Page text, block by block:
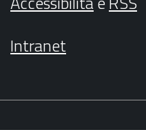
Intranet